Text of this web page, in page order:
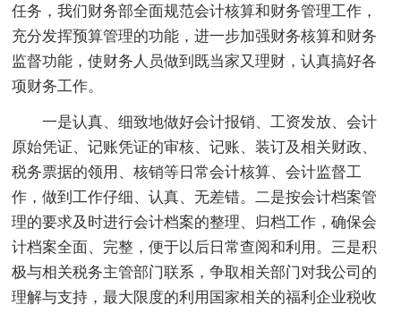
任务，我们财务部全面规范会计核算和财务管理工作，
充分发挥预算管理的功能，进一步加强财务核算和财务
监督功能，使财务人员做到既当家又理财，认真搞好各
项财务工作。
一是认真、细致地做好会计报销、工资发放、会计
原始凭证、记账凭证的审核、记账、装订及相关财政、
税务票据的领用、核销等日常会计核算、会计监督工
作，做到工作仔细、认真、无差错。二是按会计档案管
理的要求及时进行会计档案的整理、归档工作，确保会
计档案全面、完整，便于以后日常查阅和利用。三是积
极与相关税务主管部门联系，争取相关部门对我公司的
理解与支持，最大限度的利用国家相关的福利企业税收